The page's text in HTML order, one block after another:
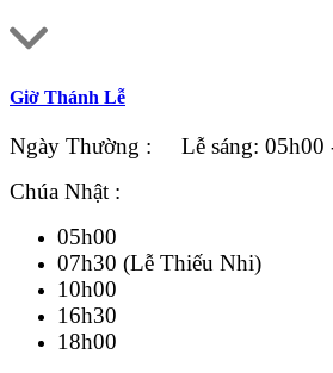
Giờ Thánh Lễ
Ngày Thường : Lễ sáng: 05h00
Chúa Nhật :
05h00
07h30 (Lễ Thiếu Nhi)
10h00
16h30
18h00